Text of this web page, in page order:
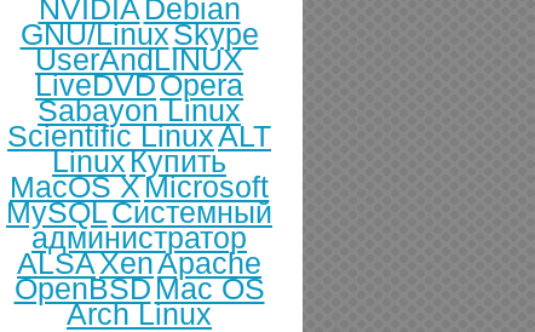
NVIDIADebian
GNU/LinuxSkype
UserAndLINUX
LiveDVDOpera
Sabayon Linux
Scientific LinuxALT
LinuxКупить
MacOS XMicrosoft
MySQLСистемный
администратор
ALSAXenApache
OpenBSD Mac OS
Arch Linux